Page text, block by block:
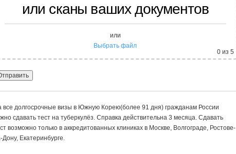
или сканы ваших документов
или
Выбрать файл
0из 5
все долгосрочные визы в Южную Корею(более 91 дня) гражданам России
сдавать тест на туберкулёз. Справка действительна 3 месяца. Сдавать
возможно только в аккредитованных клиниках в Москве, Волгограде, Ростове-
Дону, Екатеринбурге.